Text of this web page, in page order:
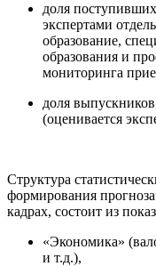
доля
экспертами
образование,
образования и
мониторинга
доля
(оценивается
Структура
формирования
кадрах, состоит из
«Экономика»
и т.д.),